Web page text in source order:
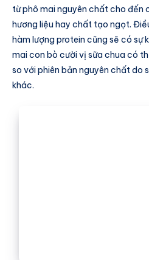
từ phô mai nguyên chất cho đến
hương liệu hay chất tạo ngọt.
hàm lượng protein cũng sẽ có sự
mai con bò cười vị sữa chua có
so với phiên bản nguyên chất do
khác.